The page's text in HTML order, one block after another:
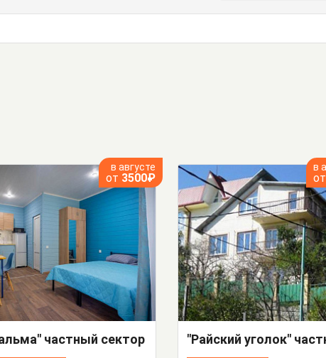
в августе
от 3500₽
частный сектор
в